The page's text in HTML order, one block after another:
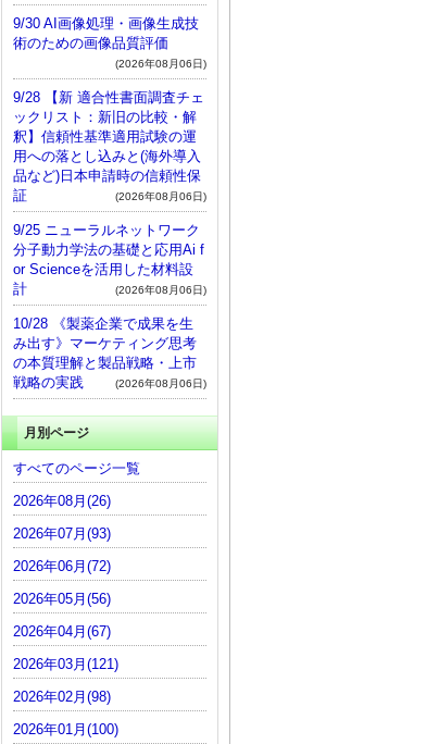
9/30 AI画像処理・画像生成技
術のための画像品質評価
(2026年08月06日)
9/28 【新 適合性書面調査チェ
ックリスト：新旧の比較・解
釈】信頼性基準適用試験の運
用への落とし込みと(海外導入
品など)日本申請時の信頼性保
証
(2026年08月06日)
9/25 ニューラルネットワーク
分子動力学法の基礎と応用Ai f
or Scienceを活用した材料設
計
(2026年08月06日)
10/28 《製薬企業で成果を生
み出す》マーケティング思考
の本質理解と製品戦略・上市
戦略の実践
(2026年08月06日)
月別ページ
すべてのページ一覧
2026年08月(26)
2026年07月(93)
2026年06月(72)
2026年05月(56)
2026年04月(67)
2026年03月(121)
2026年02月(98)
2026年01月(100)